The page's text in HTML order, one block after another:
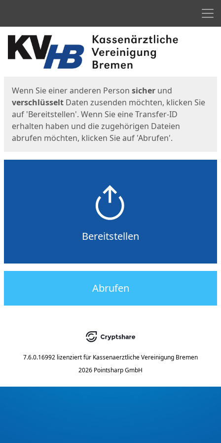
Start
Wenn Sie einer anderen Person sicher und
verschlüsselt Daten zusenden möchten, klicken Sie
auf 'Bereitstellen'. Wenn Sie eine Transfer-ID
erhalten haben und die zugehörigen Dateien
abrufen möchten, klicken Sie auf 'Abrufen'.
Bereitstellen
Abrufen
7.6.0.16992 lizenziert für Kassenaerztliche Vereinigung Bremen
2026 Pointsharp GmbH